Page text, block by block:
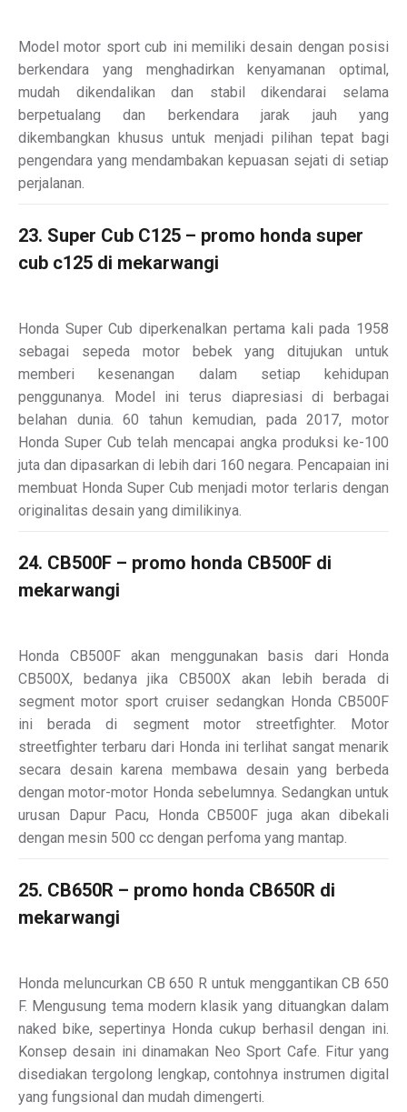
Model motor sport cub ini memiliki desain dengan posisi
berkendara yang menghadirkan kenyamanan optimal,
mudah dikendalikan dan stabil dikendarai selama
berpetualang dan berkendara jarak jauh yang
dikembangkan khusus untuk menjadi pilihan tepat bagi
pengendara yang mendambakan kepuasan sejati di setiap
perjalanan.
23. Super Cub C125 – promo honda super
cub c125 di mekarwangi
Honda Super Cub diperkenalkan pertama kali pada 1958
sebagai sepeda motor bebek yang ditujukan untuk
memberi kesenangan dalam setiap kehidupan
penggunanya. Model ini terus diapresiasi di berbagai
belahan dunia. 60 tahun kemudian, pada 2017, motor
Honda Super Cub telah mencapai angka produksi ke-100
juta dan dipasarkan di lebih dari 160 negara. Pencapaian ini
membuat Honda Super Cub menjadi motor terlaris dengan
originalitas desain yang dimilikinya.
24. CB500F – promo honda CB500F di
mekarwangi
Honda CB500F akan menggunakan basis dari Honda
CB500X, bedanya jika CB500X akan lebih berada di
segment motor sport cruiser sedangkan Honda CB500F
ini berada di segment motor streetfighter. Motor
streetfighter terbaru dari Honda ini terlihat sangat menarik
secara desain karena membawa desain yang berbeda
dengan motor-motor Honda sebelumnya. Sedangkan untuk
urusan Dapur Pacu, Honda CB500F juga akan dibekali
dengan mesin 500 cc dengan perfoma yang mantap.
25. CB650R – promo honda CB650R di
mekarwangi
Honda meluncurkan CB 650 R untuk menggantikan CB 650
F. Mengusung tema modern klasik yang dituangkan dalam
naked bike, sepertinya Honda cukup berhasil dengan ini.
Konsep desain ini dinamakan Neo Sport Cafe. Fitur yang
disediakan tergolong lengkap, contohnya instrumen digital
yang fungsional dan mudah dimengerti.